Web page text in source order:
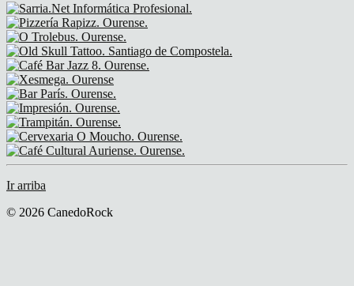
Ir arriba
© 2026 CanedoRock